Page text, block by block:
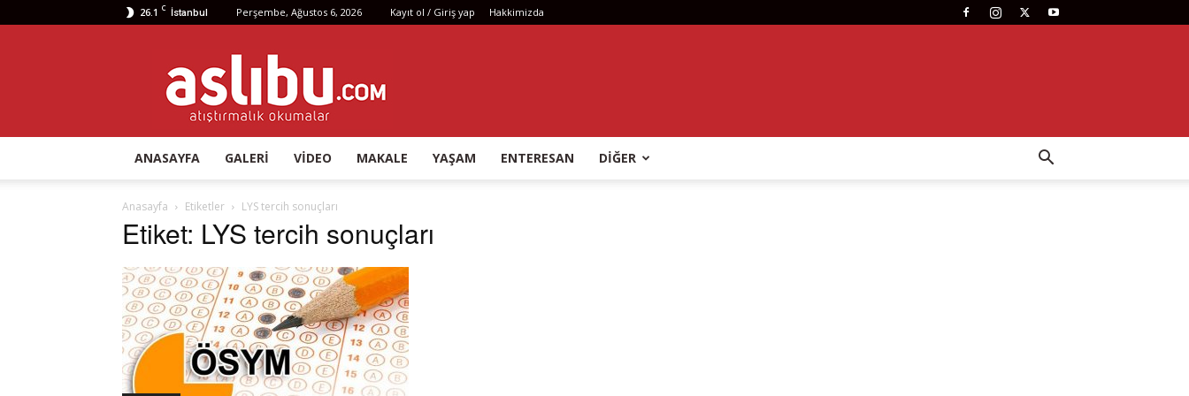
26.1 C İstanbul Perşembe, Ağustos 6, 2026 Kayıt ol / Giriş yap Hakkimizda
aslibu.com
ANASAYFA GALERI VIDEO MAKALE YAŞAM ENTERESAN DIĞER
Anasayfa Etiketler LYS tercih sonuçları
Etiket: LYS tercih sonuçları